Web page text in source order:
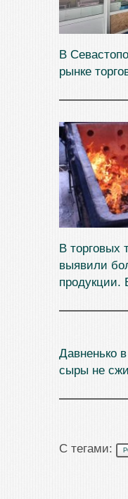
В
рынке
В торговых
выявили
продукции.
Давненько
сыры не
С тегами: